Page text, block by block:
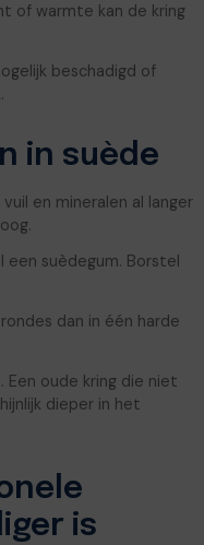
of warmte kan de kring
beschadigd of
in suède
en mineralen al langer
suèdegum. Borstel
dan in één harde
Een oude kring die niet
dieper in het
is